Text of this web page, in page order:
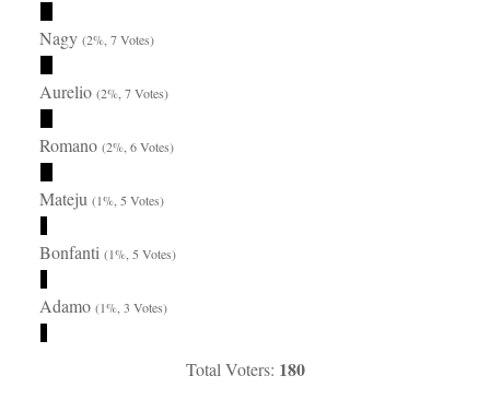
Nagy(2%, 7 Votes)
Aurelio(2%, 7 Votes)
Romano(2%, 6 Votes)
Mateju(1%, 5 Votes)
Bonfanti(1%, 5 Votes)
Adamo(1%, 3 Votes)
Total Voters: 180